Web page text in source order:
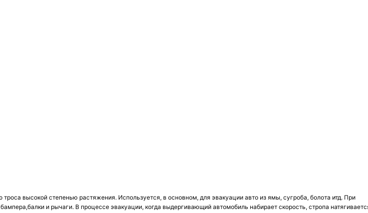
высокой степенью растяжения. Используется, в основном, для эвакуации авто из ямы, сугроба, болота итд. При
и рычаги. В процессе эвакуации, когда выдергивающий автомобиль набирает скорость, стропа